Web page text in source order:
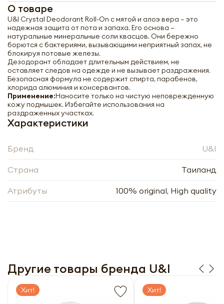
О товаре
U&I Crystal Deodorant Roll-On с мятой и алоэ вера — это
надежная защита от пота и запаха. Его основа —
натуральные минеральные соли квасцов. Они бережно
борются с бактериями, вызывающими неприятный запах, не
блокируя потовые железы.
Дезодорант обладает длительным действием, не
оставляет следов на одежде и не вызывает раздражения.
Безопасная формула не содержит спирта, парабенов,
хлорида алюминия и консервантов.
Применение:Наносите только на чистую неповрежденную
кожу подмышек. Избегайте использования на
раздраженных участках.
Характеристики
Бренд U&I
Страна Таиланд
Атрибуты 100% original, High quality
Другие товары бренда U&I
Хит! Хит!